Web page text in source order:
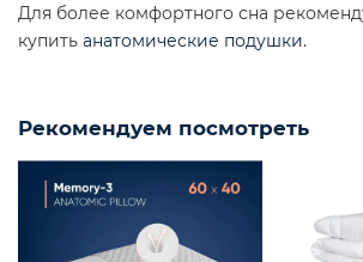
Для более комфортного сна
купить анатомические подушки.
Рекомендуем посмотреть